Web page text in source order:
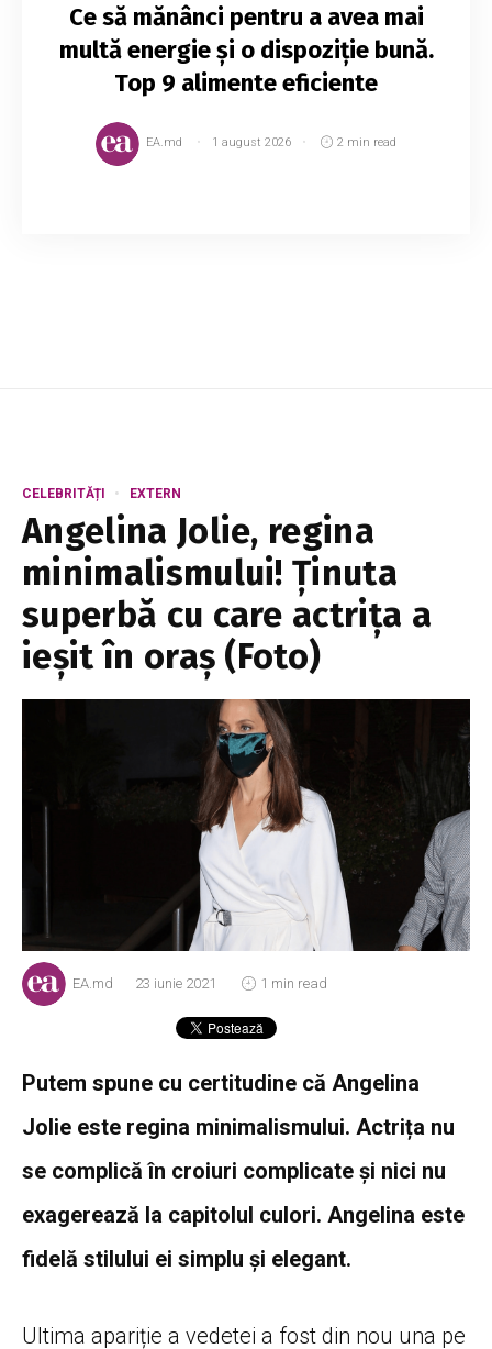
Ce să mănânci pentru a avea mai
multă energie și o dispoziție bună.
Top 9 alimente eficiente
EA.md 1 august 2026 2 min read
CELEBRITĂȚI EXTERN
Angelina Jolie, regina
minimalismului! Ținuta
superbă cu care actrița a
ieșit în oraș (Foto)
EA.md 23 iunie 2021 1 min read
Putem spune cu certitudine că Angelina
Jolie este regina minimalismului. Actrița nu
se complică în croiuri complicate și nici nu
exagerează la capitolul culori. Angelina este
fidelă stilului ei simplu și elegant.
Ultima apariție a vedetei a fost din nou una pe